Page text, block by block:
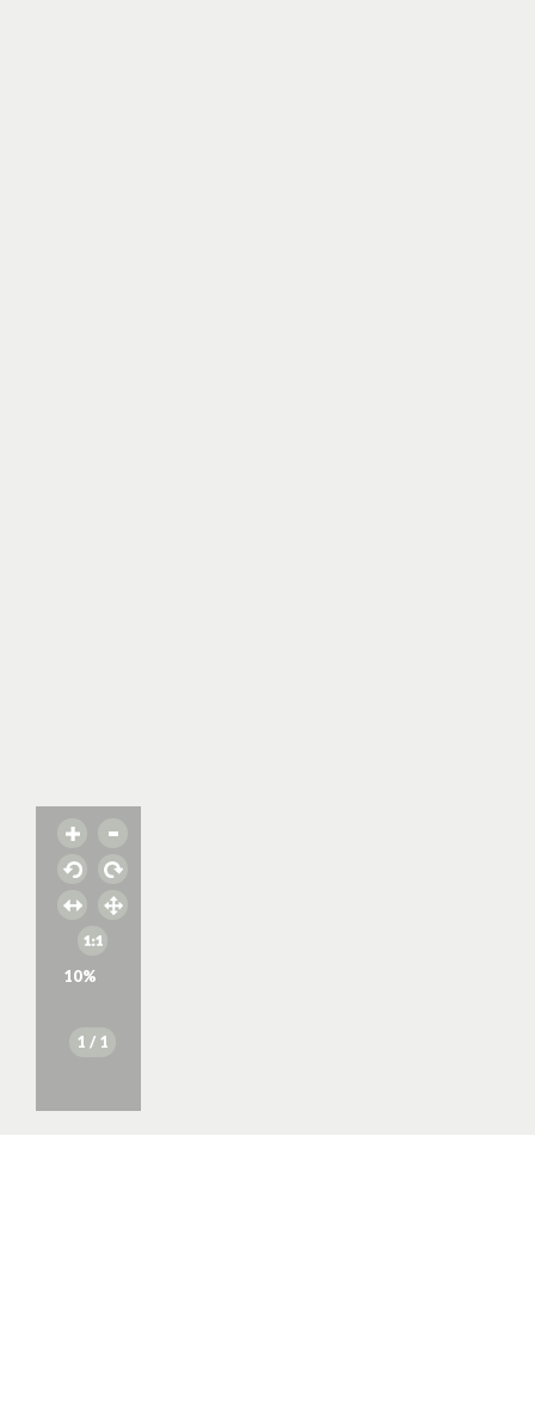
10%
1 / 1